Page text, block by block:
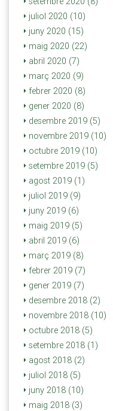
juliol 2020 (10)
juny 2020 (15)
maig 2020 (22)
abril 2020 (7)
març 2020 (9)
febrer 2020 (8)
gener 2020 (8)
desembre 2019 (5)
novembre 2019 (10)
octubre 2019 (10)
setembre 2019 (5)
agost 2019 (1)
juliol 2019 (9)
juny 2019 (6)
maig 2019 (5)
abril 2019 (6)
març 2019 (8)
febrer 2019 (7)
gener 2019 (7)
desembre 2018 (2)
novembre 2018 (10)
octubre 2018 (5)
setembre 2018 (1)
agost 2018 (2)
juliol 2018 (5)
juny 2018 (10)
maig 2018 (3)